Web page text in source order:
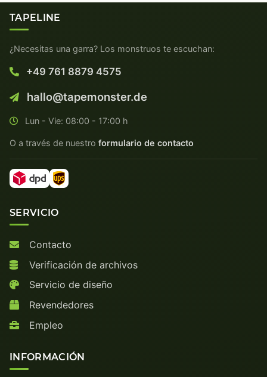
TAPELINE
¿Necesitas una garra? Los monstruos te escuchan:
+49 761 8879 4575
hallo@tapemonster.de
Lun - Vie: 08:00 - 17:00 h
O a través de nuestro formulario de contacto
SERVICIO
Contacto
Verificación de archivos
Servicio de diseño
Revendedores
Empleo
INFORMACIÓN